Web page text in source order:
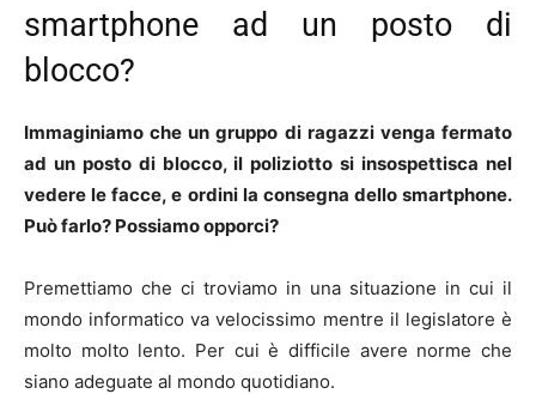
smartphone ad un posto di
blocco?
Immaginiamo che un gruppo di ragazzi venga fermato
ad un posto di blocco, il poliziotto si insospettisca nel
vedere le facce, e ordini la consegna dello smartphone.
Può farlo? Possiamo opporci?
Premettiamo che ci troviamo in una situazione in cui il
mondo informatico va velocissimo mentre il legislatore è
molto molto lento. Per cui è difficile avere norme che
siano adeguate al mondo quotidiano.